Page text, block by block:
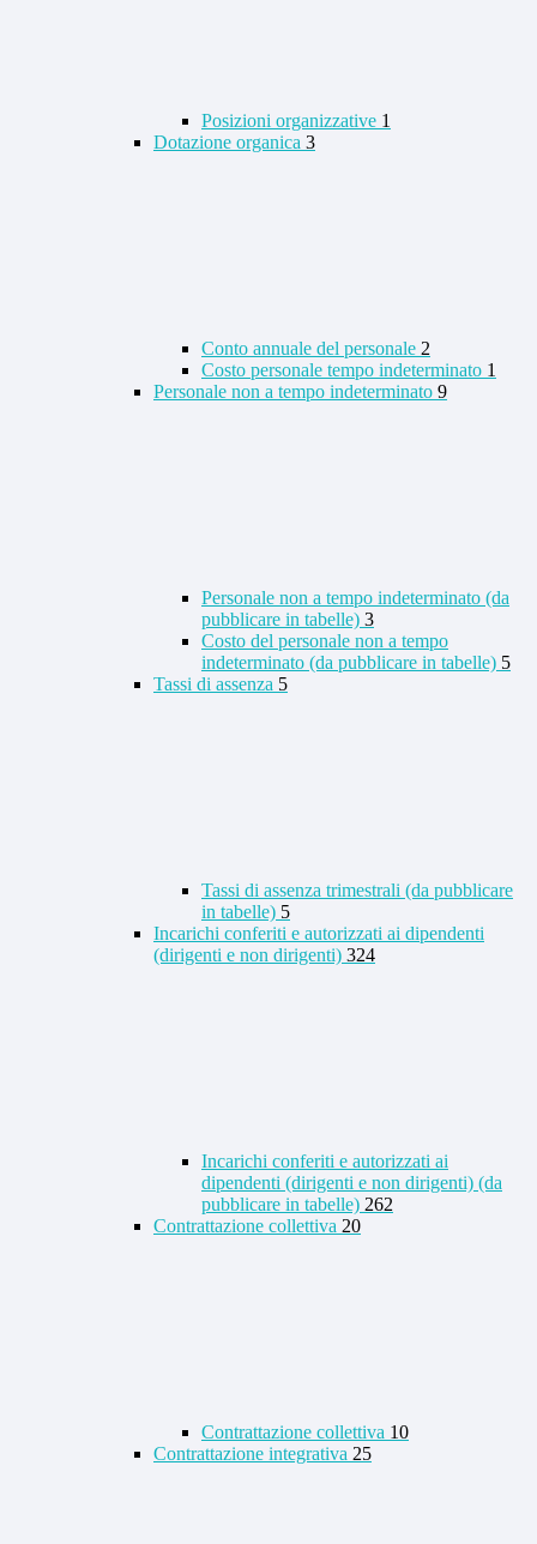
Posizioni organizzative 1
Dotazione organica 3
Conto annuale del personale 2
Costo personale tempo indeterminato 1
Personale non a tempo indeterminato 9
Personale non a tempo indeterminato (da
pubblicare in tabelle) 3
Costo del personale non a tempo
indeterminato (da pubblicare in tabelle) 5
Tassi di assenza 5
Tassi di assenza trimestrali (da pubblicare
in tabelle) 5
Incarichi conferiti e autorizzati ai dipendenti
(dirigenti e non dirigenti) 324
Incarichi conferiti e autorizzati ai
dipendenti (dirigenti e non dirigenti) (da
pubblicare in tabelle) 262
Contrattazione collettiva 20
Contrattazione collettiva 10
Contrattazione integrativa 25